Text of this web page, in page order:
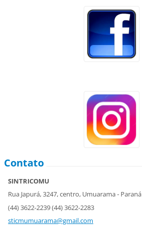
Contato
SINTRICOMU
Rua Japurá, 3247, centro, Umuarama - Paraná
(44) 3622-2239 (44) 3622-2283
sticmumuarama@gmail.com